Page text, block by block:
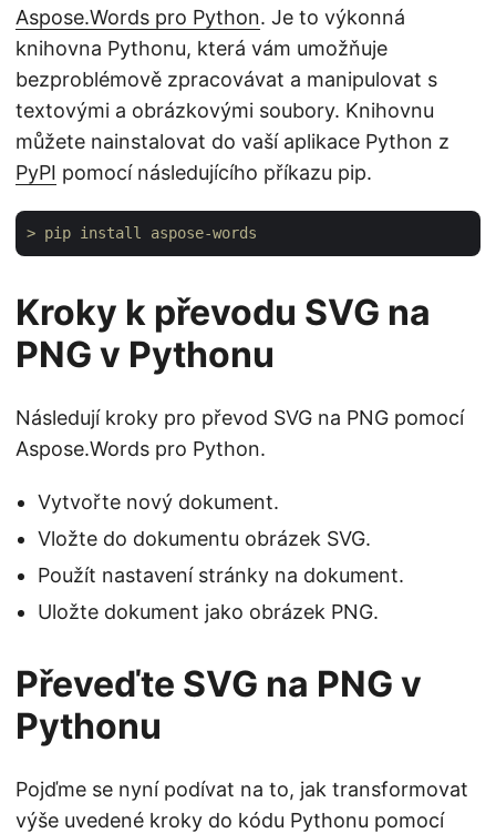
Aspose.Words pro Python. Je to výkonná
knihovna Pythonu, která vám umožňuje
bezproblémově zpracovávat a manipulovat s
textovými a obrázkovými soubory. Knihovnu
můžete nainstalovat do vaší aplikace Python z
PyPI pomocí následujícího příkazu pip.
> pip install aspose-words
Kroky k převodu SVG na
PNG v Pythonu
Následují kroky pro převod SVG na PNG pomocí
Aspose.Words pro Python.
Vytvořte nový dokument.
Vložte do dokumentu obrázek SVG.
Použít nastavení stránky na dokument.
Uložte dokument jako obrázek PNG.
Převeďte SVG na PNG v
Pythonu
Pojďme se nyní podívat na to, jak transformovat
výše uvedené kroky do kódu Pythonu pomocí